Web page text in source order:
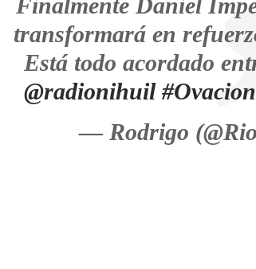
transformará en
Está todo acordado
@radionihuil
— Rodrigo